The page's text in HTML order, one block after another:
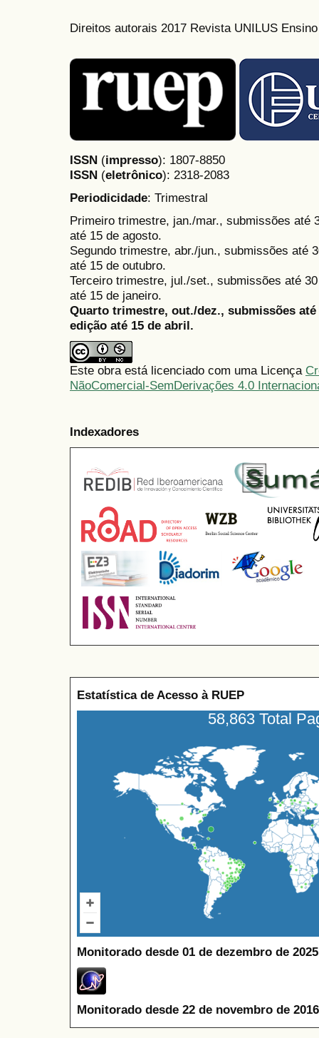
Direitos autorais 2017 Revista UNILUS
ISSN (impresso): 1807-8850
ISSN (eletrônico): 2318-2083
Periodicidade: Trimestral
Primeiro trimestre, jan./mar., submissões até
até 15 de agosto.
Segundo trimestre, abr./jun., submissões até
até 15 de outubro.
Terceiro trimestre, jul./set., submissões até
até 15 de janeiro.
Quarto trimestre, out./dez., submissões
edição até 15 de abril.
Este obra está licenciado com uma Licença
NãoComercial-SemDerivações 4.0
Indexadores
Estatística de Acesso à RUEP
58,863 Total
Monitorado desde 01 de dezembro de
Monitorado desde 22 de novembro de